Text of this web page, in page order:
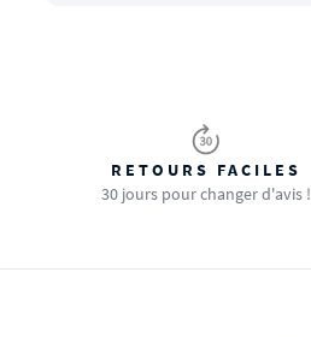
RETOURS FACILES
30 jours pour changer d'avis !